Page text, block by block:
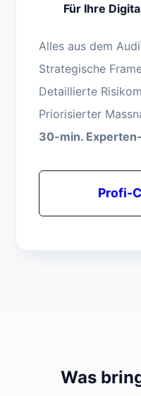
Für Ihre
Alles aus dem
Strategische
Detaillierte
Priorisierter
30-min.
Profi-
Was